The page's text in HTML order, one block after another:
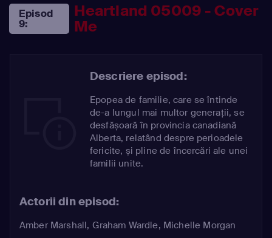
Episod
9:
Heartland 05009 - Cover
Me
Descriere episod:
Epopea de familie, care se întinde
de-a lungul mai multor generații, se
desfășoară în provincia canadiană
Alberta, relatând despre perioadele
fericite, și pline de încercări ale unei
familii unite.
Actorii din episod:
Amber Marshall, Graham Wardle, Michelle Morgan